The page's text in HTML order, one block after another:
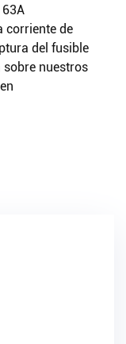
corriente de
del fusible
sobre nuestros